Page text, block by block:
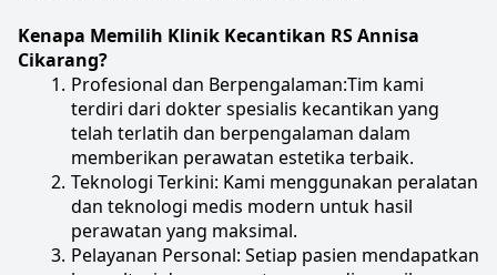
Kenapa Memilih Klinik Kecantikan RS Annisa
Cikarang?
Profesional dan Berpengalaman:Tim kami
terdiri dari dokter spesialis kecantikan yang
telah terlatih dan berpengalaman dalam
memberikan perawatan estetika terbaik.
Teknologi Terkini: Kami menggunakan peralatan
dan teknologi medis modern untuk hasil
perawatan yang maksimal.
Pelayanan Personal: Setiap pasien mendapatkan